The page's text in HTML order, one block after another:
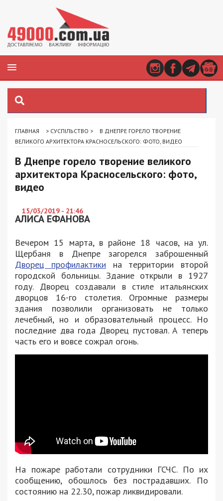
ГЛАВНАЯ > СУСПІЛЬСТВО >
В ДНЕПРЕ ГОРЕЛО ТВОРЕНИЕ
ВЕЛИКОГО АРХИТЕКТОРА КРАСНОСЕЛЬСКОГО: ФОТО, ВИДЕО
В Днепре горело творение великого
архитектора Красносельского: фото,
видео
15/03/2019 - 21:46
АЛИСА ЕФАНОВА
Вечером 15 марта, в районе 18 часов, на ул.
Щербаня в Днепре загорелся заброшенный
Дворец профилактики на территории второй
городской больницы. Здание открыли в 1927
году. Дворец создавали в стиле итальянских
дворцов 16-го столетия. Огромные размеры
здания позволили организовать не только
лечебный, но и образовательный процесс. Но
последние два года Дворец пустовал. А теперь
часть его и вовсе сожрал огонь.
На пожаре работали сотрудники ГСЧС. По их
сообщению, обошлось без пострадавших. По
состоянию на 22.30, пожар ликвидировали.